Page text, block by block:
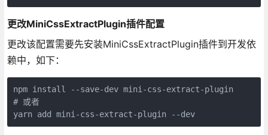
更改MiniCssExtractPlugin插件配置
更改该配置需要先安装MiniCssExtractPlugin插件到开发依
赖中，如下：
npm install --save-dev mini-css-extract-plugin
# 或者
yarn add mini-css-extract-plugin --dev